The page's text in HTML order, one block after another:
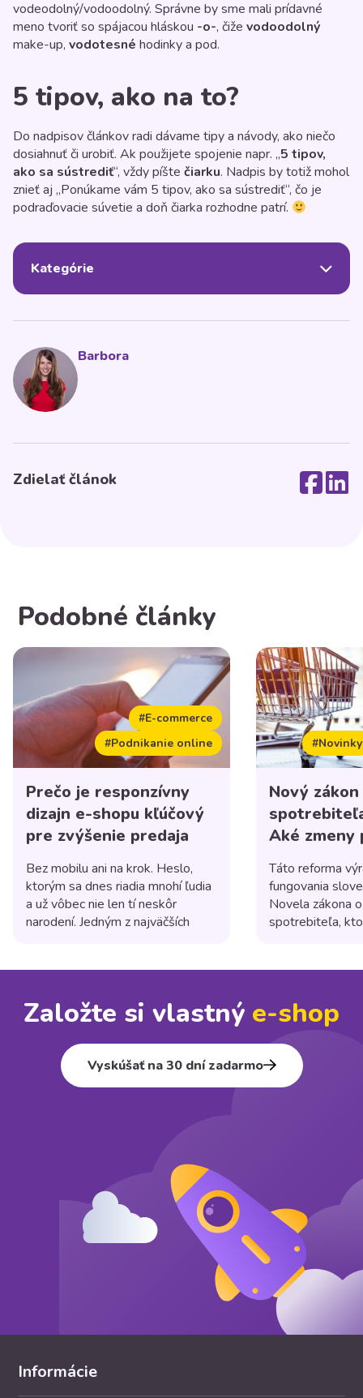
vodeodolný/vodoodolný. Správne by sme mali prídavné
meno tvoriť so spájacou hláskou -o-, čiže vodoodolný
make-up, vodotesné hodinky a pod.
5 tipov, ako na to?
Do nadpisov článkov radi dávame tipy a návody, ako niečo
dosiahnuť či urobiť. Ak použijete spojenie napr. „5 tipov,
ako sa sústrediť“, vždy píšte čiarku. Nadpis by totiž mohol
znieť aj „Ponúkame vám 5 tipov, ako sa sústrediť“, čo je
podraďovacie súvetie a doň čiarka rozhodne patrí.
Kategórie
Barbora
Zdielať článok
Podobné články
#E-commerce
#Podnikanie online
Prečo je responzívny
dizajn e-shopu kľúčový
pre zvýšenie predaja
Bez mobilu ani na krok. Heslo,
ktorým sa dnes riadia mnohí ľudia
a už vôbec nie len tí neskôr
narodení. Jedným z najväčších
nakupovanie online. Podľa
internetových nákupov sa
preto je responzívny dizajn e-
shopu dôležitejší ako kedykoľvek
#Novinky
Nový
Aké zmeny
shopom?
Táto reforma
fungovania
Novela zákona
spotrebiteľa,
majú posilniť
obchodných
tovary alebo
spotrebiteľom
kamenných
prevádzkujete
Založte si vlastný e⁠-⁠shop
Vyskúšať na 30 dní zadarmo
Informácie